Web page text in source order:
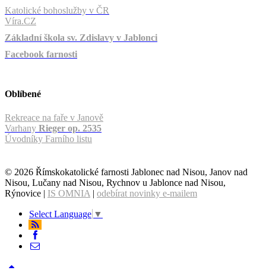
Katolické bohoslužby v ČR
Víra.CZ
Základní škola sv. Zdislavy v Jablonci
Facebook farnosti
Oblíbené
Rekreace na faře v Janově
Varhany Rieger op. 2535
Úvodníky Farního listu
© 2026 Římskokatolické farnosti Jablonec nad Nisou, Janov nad
Nisou, Lučany nad Nisou, Rychnov u Jablonce nad Nisou,
Rýnovice | IS OMNIA | odebírat novinky e-mailem
Select Language ▼